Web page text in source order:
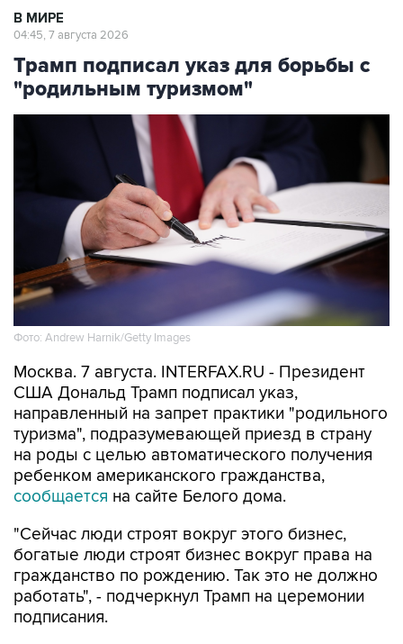
В МИРЕ
04:45, 7 августа 2026
Трамп подписал указ для борьбы с
"родильным туризмом"
Фото: Andrew Harnik/Getty Images
Москва. 7 августа. INTERFAX.RU - Президент
США Дональд Трамп подписал указ,
направленный на запрет практики "родильного
туризма", подразумевающей приезд в страну
на роды с целью автоматического получения
ребенком американского гражданства,
сообщается на сайте Белого дома.
"Сейчас люди строят вокруг этого бизнес,
богатые люди строят бизнес вокруг права на
гражданство по рождению. Так это не должно
работать", - подчеркнул Трамп на церемонии
подписания.